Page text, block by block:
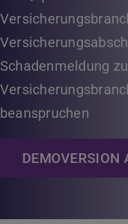
Schadenmeldung
beanspruchen
DEMOVERSION